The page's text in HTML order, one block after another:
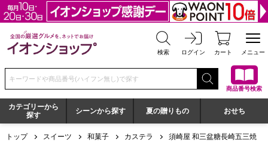
全国の厳選グルメを、ネットでお届け イオンショップ
検索 ログイン カート メニュー
検索キーワードまたは商品番号を入力してください
商品番号検索
カテゴリーから
探す
シーンから探す 夏の贈りもの おせち
トップ スイーツ 和菓子 カステラ
須崎屋 和三盆糖長崎五三焼